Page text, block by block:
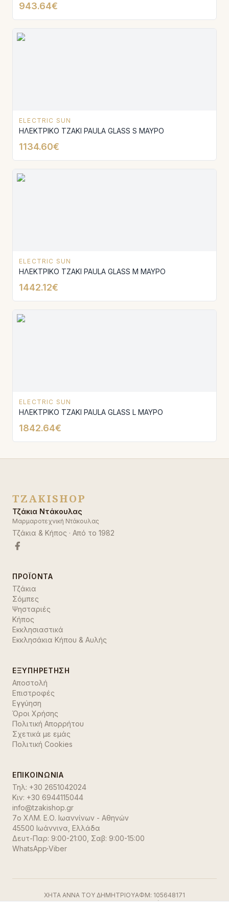
943.64€
ELECTRIC SUN
ΗΛΕΚΤΡΙΚΟ ΤΖΑΚΙ PAULA GLASS S ΜΑΥΡΟ
1134.60€
ELECTRIC SUN
ΗΛΕΚΤΡΙΚΟ ΤΖΑΚΙ PAULA GLASS Μ ΜΑΥΡΟ
1442.12€
ELECTRIC SUN
ΗΛΕΚΤΡΙΚΟ ΤΖΑΚΙ PAULA GLASS L ΜΑΥΡΟ
1842.64€
TZAKISHOP
Τζάκια Ντάκουλας
Μαρμαροτεχνική Ντάκουλας
Τζάκια & Κήπος · Από το 1982
ΠΡΟΪΌΝΤΑ
Τζάκια
Σόμπες
Ψησταριές
Κήπος
Εκκλησιαστικά
Εκκλησάκια Κήπου & Αυλής
ΕΞΥΠΗΡΈΤΗΣΗ
Αποστολή
Επιστροφές
Εγγύηση
Όροι Χρήσης
Πολιτική Απορρήτου
Σχετικά με εμάς
Πολιτική Cookies
ΕΠΙΚΟΙΝΩΝΊΑ
Τηλ: +30 2651042024
Κιν: +30 6944115044
info@tzakishop.gr
7ο ΧΛΜ. Ε.Ο. Ιωαννίνων - Αθηνών
45500 Ιωάννινα Ελλάδα
Δευτ-Παρ: 9:00-21:00, Σαβ: 9:00-15:00
WhatsApp·Viber
ΧΗΤΑ ΑΝΝΑ ΤΟΥ ΔΗΜΗΤΡΙΟΥΑΦΜ: 105648171
ΓΕΜΗ:191500729000ΔΟΥ:Ιωαννίνων